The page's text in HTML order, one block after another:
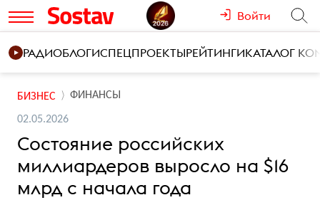
Войти
РАДИОБЛОГИСПЕЦПРОЕКТЫРЕЙТИНГИКАТАЛОГ
БИЗНЕС ФИНАНСЫ
02.05.2026
Состояние российских
миллиардеров выросло на $16
млрд с начала года